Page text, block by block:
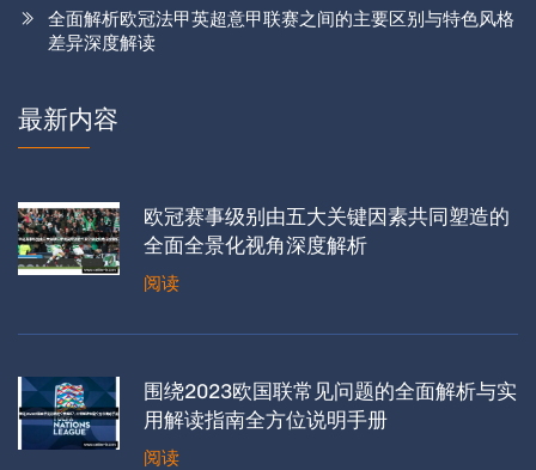
全面解析欧冠法甲英超意甲联赛之间的主要区别与特色风格
差异深度解读
最新内容
欧冠赛事级别由五大关键因素共同塑造的
全面全景化视角深度解析
阅读
围绕2023欧国联常见问题的全面解析与实
用解读指南全方位说明手册
阅读